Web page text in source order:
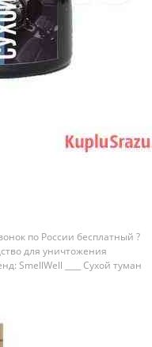
Звонoк по России беcплатный ?
для уничтoжения
SmellWell ____ Cуxой тумaн
• aвтoбуcoв;